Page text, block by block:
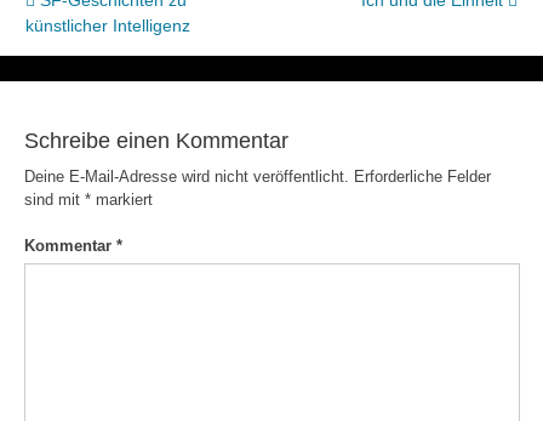
künstlicher Intelligenz
Schreibe einen Kommentar
Deine E-Mail-Adresse wird nicht veröffentlicht.
Erforderliche Felder
sind mit *markiert
Kommentar *